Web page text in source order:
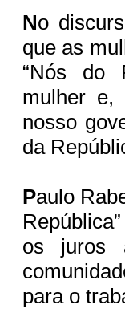
No
que as
“Nós do
mulher e,
nosso
da
Paulo
os juros
para o